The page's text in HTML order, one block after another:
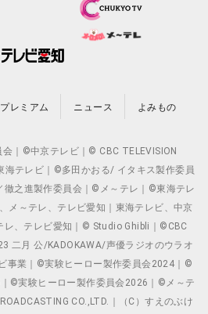
プレミアム ニュース よみもの
｜©中京テレビ｜© CBC TELEVISION
海テレビ｜©多田かおる/ イタキス製作委員
之進製作委員会｜©メ～テレ｜©東海テレ
メ～テレ、テレビ愛知｜東海テレビ、中京
レ、テレビ愛知｜© Studio Ghibli｜©CBC
二月 公/KADOKAWA/声優ラジオのウラオ
事業｜©実験ヒーロー製作委員会2024｜©
©実験ヒーロー製作委員会2026｜©メ～テ
CO.,LTD.｜（C）すえのぶけ